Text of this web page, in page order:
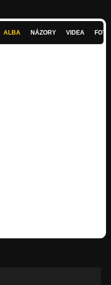
ALBA NÁZORY VIDEA